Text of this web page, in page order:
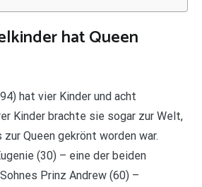
hat Queen
hat vier Kinder und acht
Kinder brachte sie sogar zur Welt,
Queen gekrönt worden war.
(30) – eine der beiden
Prinz Andrew (60) –